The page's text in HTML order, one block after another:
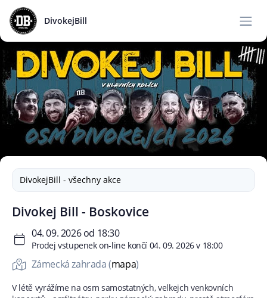
DivokejBill
DivokejBill - všechny akce
Divokej Bill - Boskovice
04. 09. 2026 od 18:30
Prodej vstupenek on-line končí 04. 09. 2026 v 18:00
Zámecká zahrada (mapa)
V létě vyrážíme na osm samostatných, velkejch venkovních